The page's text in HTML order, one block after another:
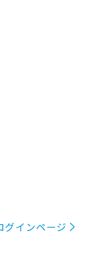
グインページ